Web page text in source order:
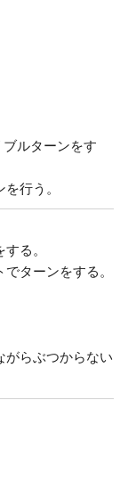
ルターンをす
行う。
る。
ターンをする。
がらぶつからない